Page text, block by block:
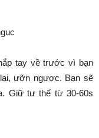
tay về trước vì bạn
ưỡn ngược. Bạn sẽ
Giữ tư thế từ 30-60s